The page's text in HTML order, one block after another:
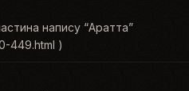
напису “Аратта”
449.html )